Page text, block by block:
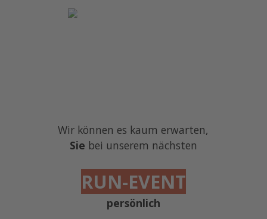
Wir können es kaum erwarten,
Sie bei unserem nächsten
RUN-EVENT
persönlich